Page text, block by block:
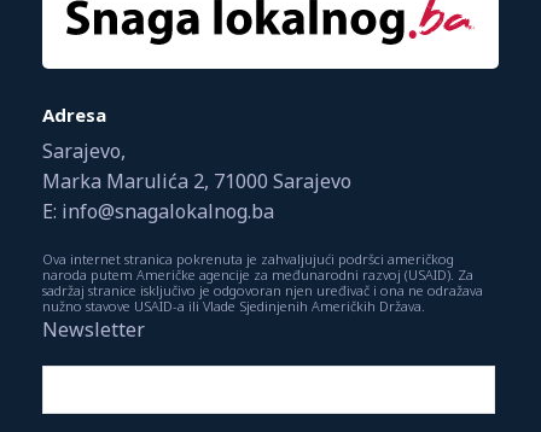
Adresa
Sarajevo,
Marka Marulića 2, 71000 Sarajevo
E: info@snagalokalnog.ba
Ova internet stranica pokrenuta je zahvaljujući podršci američkog
naroda putem Američke agencije za međunarodni razvoj (USAID). Za
sadržaj stranice isključivo je odgovoran njen uređivač i ona ne odražava
nužno stavove USAID-a ili Vlade Sjedinjenih Američkih Država.
Newsletter